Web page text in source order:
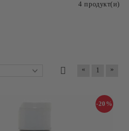
4 продукт(и)
« 1 »
-20%